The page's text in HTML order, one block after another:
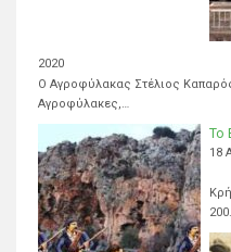
2020
Ο Αγροφύλακας Στέλιος
Αγροφύλακες,…
Το
18